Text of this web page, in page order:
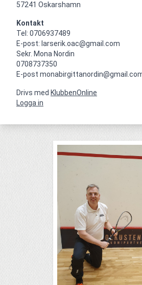
57241 Oskarshamn
Kontakt
Tel: 0706937489
E-post: larserik.oac@gmail.com
Sekr. Mona Nordin
0708737350
E-post
Drivs med KlubbenOnline
Logga in